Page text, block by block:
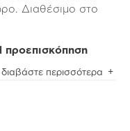
Διαθέσιμο στο
προεπισκόπηση
από
διαβάστε περισσότερα